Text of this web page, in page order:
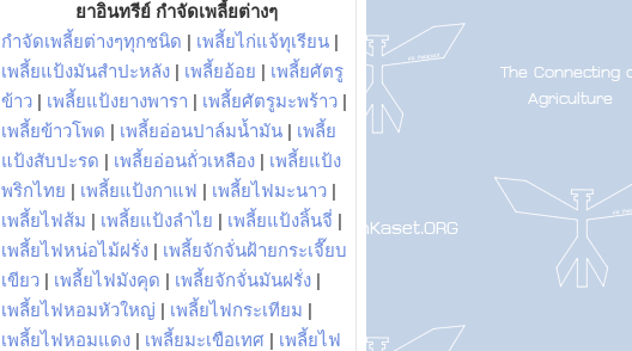
ยาอินทรีย์ กำจัดเพลี้ยต่างๆ
กำจัดเพลี้ยต่างๆทุกชนิด | เพลี้ยไก่แจ้ทุเรียน |
เพลี้ยแป้งมันสำปะหลัง | เพลี้ยอ้อย | เพลี้ยศัตรู
ข้าว | เพลี้ยแป้งยางพารา | เพลี้ยศัตรูมะพร้าว |
เพลี้ยข้าวโพด | เพลี้ยอ่อนปาล์มน้ำมัน | เพลี้ย
แป้งสับปะรด | เพลี้ยอ่อนถั่วเหลือง | เพลี้ยแป้ง
พริกไทย | เพลี้ยแป้งกาแฟ | เพลี้ยไฟมะนาว |
เพลี้ยไฟส้ม | เพลี้ยแป้งลำไย | เพลี้ยแป้งลิ้นจี่ |
เพลี้ยไฟหน่อไม้ฝรั่ง | เพลี้ยจักจั่นฝ้ายกระเจี๊ยบ
เขียว | เพลี้ยไฟมังคุด | เพลี้ยจักจั่นมันฝรั่ง |
เพลี้ยไฟหอมหัวใหญ่ | เพลี้ยไฟกระเทียม |
เพลี้ยไฟหอมแดง | เพลี้ยมะเขือเทศ | เพลี้ยไฟ